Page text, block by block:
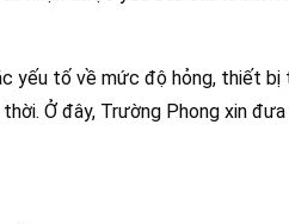
yếu tố về mức độ hỏng, thiết
Ở đây, Trường Phong xin